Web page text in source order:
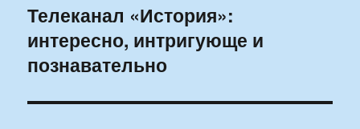
Следующая
запись:
Телеканал «История»:
интересно, интригующе и
познавательно